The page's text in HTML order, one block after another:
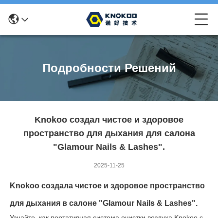
Подробности Решений
Knokoo создал чистое и здоровое
пространство для дыхания для салона
"Glamour Nails & Lashes".
2025-11-25
Knokoo создала чистое и здоровое пространство
для дыхания в салоне "Glamour Nails & Lashes".